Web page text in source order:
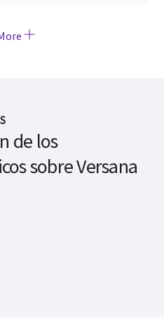
de los
sobre Versana